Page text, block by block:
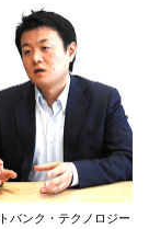
バンク・テクノロジー